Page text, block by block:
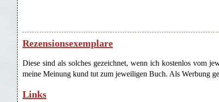
Rezensionsexemplare
Diese sind als solches gezeichnet, wenn ich kostenlos vom
meine Meinung kund tut zum jeweiligen Buch. Als Werbung
Links